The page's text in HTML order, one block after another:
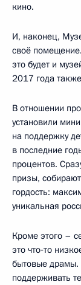
кино.
И, наконец,
своё
это будет и
2017 года
В отношении
установили
на поддержку
в последние
процентов.
призы,
гордость:
уникальная
Кроме этого –
это что‑то
бытовые драмы.
поддерживать